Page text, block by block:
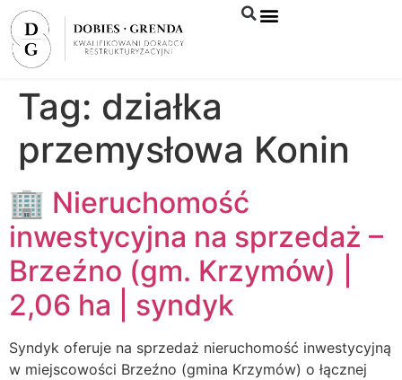
Tag: działka
przemysłowa Konin
🏢 Nieruchomość
inwestycyjna na sprzedaż –
Brzeźno (gm. Krzymów) |
2,06 ha | syndyk
Syndyk oferuje na sprzedaż nieruchomość inwestycyjną
w miejscowości Brzeźno (gmina Krzymów) o łącznej